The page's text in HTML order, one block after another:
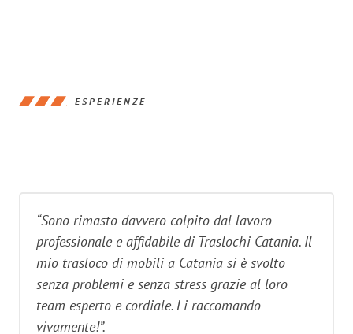
ESPERIENZE
“Sono rimasto davvero colpito dal lavoro
professionale e affidabile di Traslochi Catania. Il
mio trasloco di mobili a Catania si è svolto
senza problemi e senza stress grazie al loro
team esperto e cordiale. Li raccomando
vivamente!”.